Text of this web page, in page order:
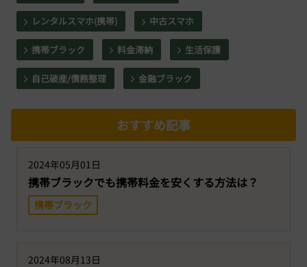
レンタルスマホ(携帯) 中古スマホ
携帯ブラック 料金滞納 生活保護
自己破産/債務整理 金融ブラック
おすすめ記事
2024年05月01日
携帯ブラックでも携帯料金を安くする方法は？
携帯ブラック
2024年08月13日